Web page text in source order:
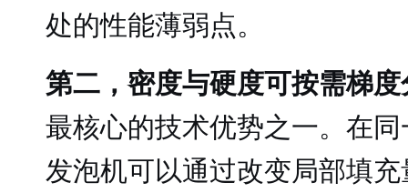
处的性能薄弱点。
第二，密度与硬度可按需梯
最核心的技术优势之一。在
发泡机可以通过改变局部填